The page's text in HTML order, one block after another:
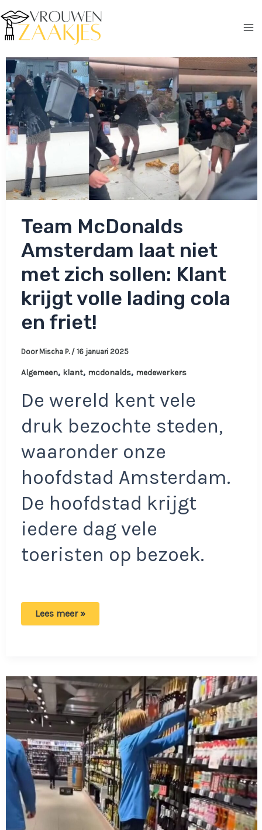
naar
de
Team McDonalds
Amsterdam laat niet
met zich sollen: Klant
krijgt volle lading cola
en friet!
Door Mischa P. / 16 januari 2025
Algemeen, klant, mcdonalds, medewerkers
De wereld kent vele
druk bezochte steden,
waaronder onze
hoofdstad Amsterdam.
De hoofdstad krijgt
iedere dag vele
toeristen op bezoek.
Team
sollen:
Klant
krijgt
volle
lading
cola
en
friet!
Lees meer »